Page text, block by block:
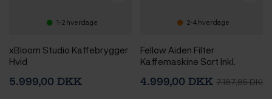
1-2 hverdage
xBloom Studio Kaffebrygger
Hvid
5.999,00 DKK
2-4 hverdage
Fellow Aiden Filter
Kaffemaskine Sort Inkl.
Kaffekværn Gen. 2 & 1,3 kg
4.999,00 DKK 7.187,85 DKK